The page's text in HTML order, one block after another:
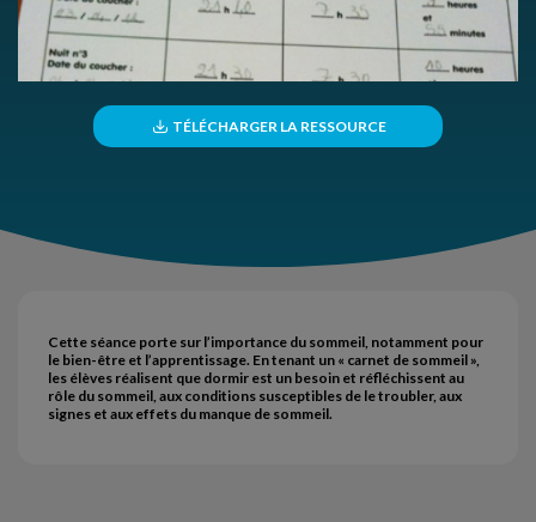
TÉLÉCHARGER LA RESSOURCE
Cette séance porte sur l’importance du sommeil, notamment pour
le bien-être et l’apprentissage. En tenant un « carnet de sommeil »,
les élèves réalisent que dormir est un besoin et réfléchissent au
rôle du sommeil, aux conditions susceptibles de le troubler, aux
signes et aux effets du manque de sommeil.